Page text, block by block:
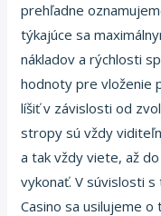
prehľadne
týkajúce sa
nákladov a rýchlosti
hodnoty pre vloženie
líšiť v závislosti od
stropy sú vždy
a tak vždy viete, až
vykonať. V súvislosti s
Casino sa usilujeme o